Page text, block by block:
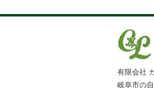
有限会社
岐阜市の